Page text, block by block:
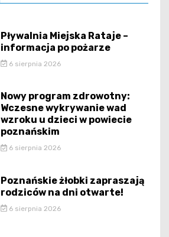
Pływalnia Miejska Rataje –
informacja po pożarze
6 sierpnia 2026
Nowy program zdrowotny:
Wczesne wykrywanie wad
wzroku u dzieci w powiecie
poznańskim
6 sierpnia 2026
Poznańskie żłobki zapraszają
rodziców na dni otwarte!
6 sierpnia 2026